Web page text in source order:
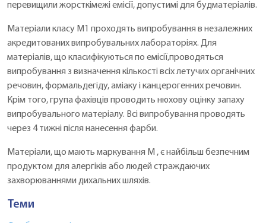
перевищили жорсткімежі емісії, допустимі для будматеріалів.
Матеріали класу М1 проходять випробування в незалежних
акредитованих випробувальних лабораторіях. Для
матеріалів, що класифікуються по емісії,проводяться
випробування з визначення кількості всіх летучих органічних
речовин, формальдегіду, аміаку і канцерогенних речовин.
Крім того, група фахівців проводить нюхову оцінку запаху
випробувального матеріалу. Всі випробування проводять
через 4 тижні після нанесення фарби.
Матеріали, що мають маркування M , є найбільш безпечним
продуктом для алергіків або людей страждаючих
захворюваннями дихальних шляхів.
Теми